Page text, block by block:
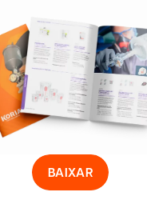
BAIXAR